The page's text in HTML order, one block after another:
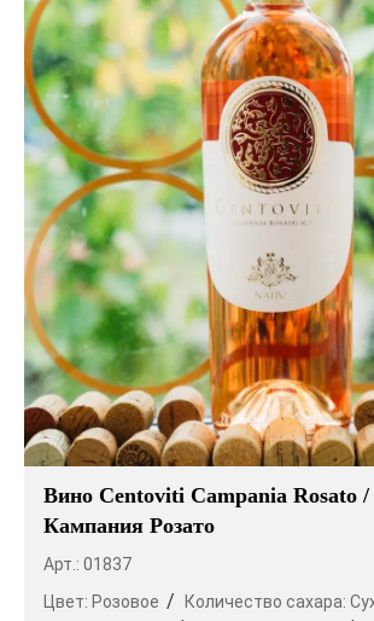
Вино Centoviti Campania Rosato
Кампания Розато
Арт.: 01837
Цвет: Розовое Количество сахара: